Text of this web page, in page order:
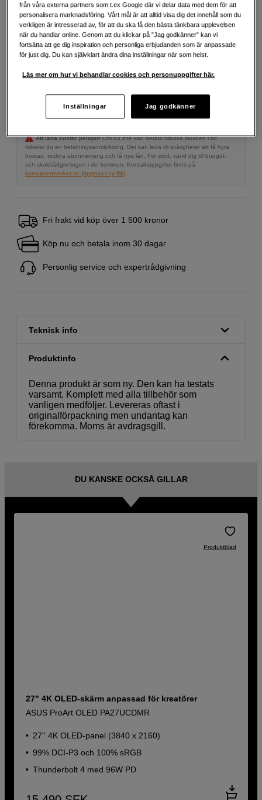
4 990 SEK
Antal
Lägg i kundvagn
Delbetala från 171 SEK/mån via
Exempel: 48 mån, 171 SEK/mån, totalt 8 787 SEK, effektiv ränta 10,45 %
Startavgift 579 SEK, aviavgift 45 SEK/mån tillkommer
Att låna kostar pengar! Om du inte kan betala tillbaka skulden i tid
riskerar du en betalningsanmärkning. Det kan leda till svårigheter att få hyra
bostad, teckna abonnemang och få nya lån. För stöd, vänd dig till budget-
och skuldrådgivningen i din kommun. Kontaktuppgifter finns på
konsumentverket.se (öppnas i ny flik)
Fri frakt vid köp över 1 500 kronor
Köp nu och betala inom 30 dagar
Personlig service och expertrådgivning
Teknisk info
Produktinfo
Denna produkt är som ny. Den kan ha testats
varsamt. Komplett med alla tillbehör som
vanligen medföljer. Levereras oftast i
originalförpackning men undantag kan
förekomma. Moms är avdragsgill.
DU KANSKE OCKSÅ GILLAR
Produktblad
27" 4K OLED-skärm anpassad för kreatörer
ASUS ProArt OLED PA27UCDMR
27'' 4K OLED-panel (3840 x 2160)
99% DCI-P3 och 100% sRGB
Thunderbolt 4 med 96W PD
från våra externa partners som t.ex Google där vi delar data med dem för att
personalisera marknadsföring. Vårt mål är att alltid visa dig det innehåll som du
verkligen är intresserad av, för att du ska få den bästa tänkbara upplevelsen
när du handlar online. Genom att du klickar på ”Jag godkänner” kan vi
fortsätta att ge dig inspiration och personliga erbjudanden som är anpassade
för just dig. Du kan självklart ändra dina inställningar när som helst.
Läs mer om hur vi behandlar cookies och personuppgifter här.
Inställningar Jag godkänner